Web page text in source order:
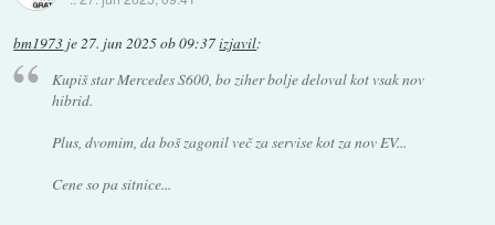
bm1973 je 27. jun 2025 ob 09:37izjavil:
Kupiš star Mercedes S600, bo ziher bolje deloval kot vsak nov
hibrid.
Plus, dvomim, da boš zagonil več za servise kot za nov EV...
Cene so pa sitnice...